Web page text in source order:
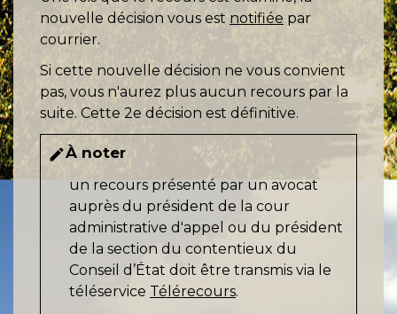
nouvelle décision vous est notifiée par
courrier.
Si cette nouvelle décision ne vous convient
pas, vous n'aurez plus aucun recours par la
suite. Cette 2e décision est définitive.
editÀ noter
un recours présenté par un avocat
auprès du président de la cour
administrative d'appel ou du président
de la section du contentieux du
Conseil d’État doit être transmis via le
téléservice Télérecours.